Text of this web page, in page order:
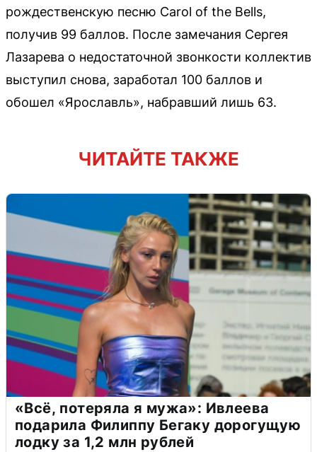
рождественскую песню Carol of the Bells,
получив 99 баллов. После замечания Сергея
Лазарева о недостаточной звонкости коллектив
выступил снова, заработал 100 баллов и
обошел «Ярославль», набравший лишь 63.
ЧИТАЙТЕ ТАКЖЕ
«Всё, потеряла я мужа»: Ивлеева
подарила Филиппу Бегаку дорогущую
лодку за 1,2 млн рублей